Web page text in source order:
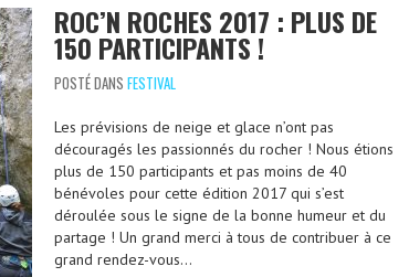
ROC’N ROCHES 2017 : PLUS DE
150 PARTICIPANTS !
POSTÉ DANS FESTIVAL
Les prévisions de neige et glace n’ont pas
découragés les passionnés du rocher ! Nous étions
plus de 150 participants et pas moins de 40
bénévoles pour cette édition 2017 qui s’est
déroulée sous le signe de la bonne humeur et du
partage ! Un grand merci à tous de contribuer à ce
grand rendez-vous…